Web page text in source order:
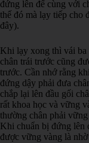
đứng lên để cùng với
thế đó mà lạy tiếp cho
đây).
Khi lạy xong thì vái ba
chân trái trước cũng
trước. Cần nhớ rằng
đứng dậy phải đưa
chắp lại lên đầu gối
rất khoa học và vững
thường chân phải
Khi chuẩn bị đứng lên
được vững vàng là